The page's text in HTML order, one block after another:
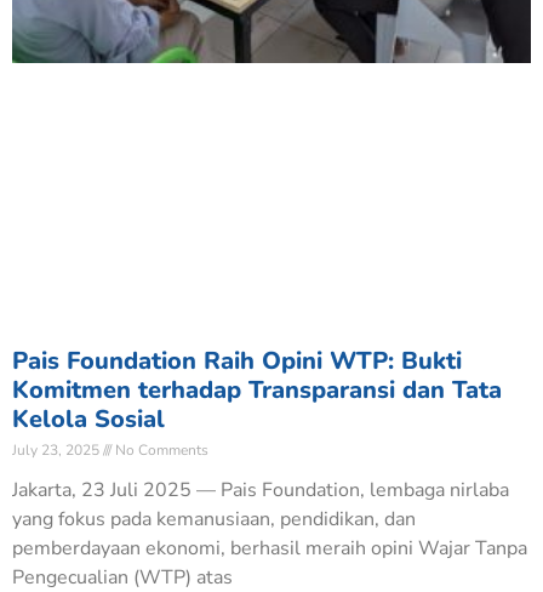
Pais Foundation Raih Opini WTP: Bukti
Komitmen terhadap Transparansi dan Tata
Kelola Sosial
July 23, 2025 No Comments
Jakarta, 23 Juli 2025 — Pais Foundation, lembaga nirlaba
yang fokus pada kemanusiaan, pendidikan, dan
pemberdayaan ekonomi, berhasil meraih opini Wajar Tanpa
Pengecualian (WTP) atas